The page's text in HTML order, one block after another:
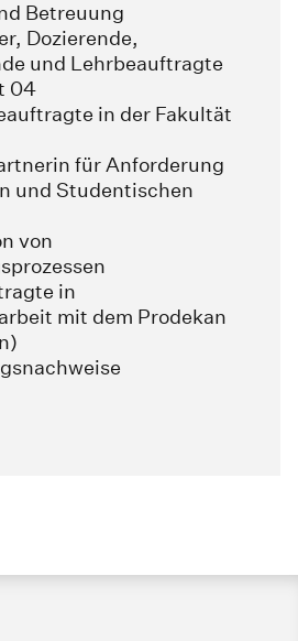
Betreuung
Dozierende,
und Lehrbeauftragte
04
in der Fakultät
für Anforderung
und Studentischen
von
in
mit dem Prodekan